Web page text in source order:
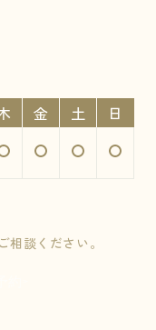
金 土 日
談ください。